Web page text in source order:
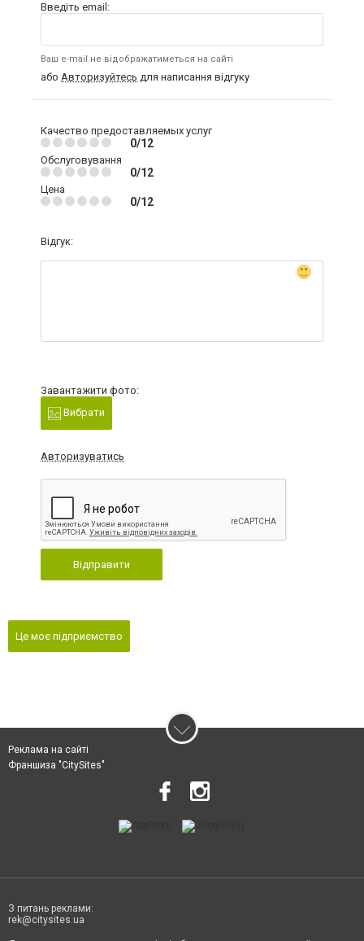
Введіть email:
Ваш e-mail не відображатиметься на сайті
або Авторизуйтесь для написання відгуку
Качество предоставляемых услуг
0/12
Обслуговування
0/12
Цена
0/12
Відгук:
Завантажити фото:
Вибрати
Авторизуватись
Відправити
Це моє підприємство
Реклама на сайті
Франшиза "CitySites"
З питань реклами:
rek@citysites.ua